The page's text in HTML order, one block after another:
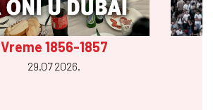
Vreme 1856-1857
29.07 2026.